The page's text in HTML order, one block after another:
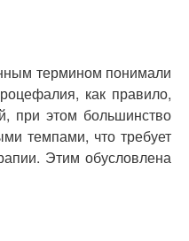
термином понимали
как правило,
при этом большинство
темпами, что требует
Этим обусловлена